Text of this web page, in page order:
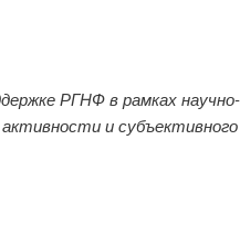
РГНФ в рамках
активности и